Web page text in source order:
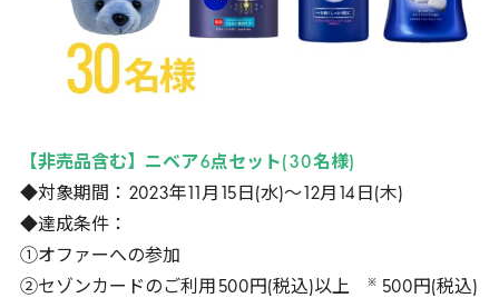
【非売品含む】ニベア6点セット(30名様)
◆対象期間： 2023年 月 15 日(水)～ 12月 14 日(木)
◆達成条件：
①オファーへの参加
②セゾンカードのご利用 500円(税込)以上 ※ 500円(税込)